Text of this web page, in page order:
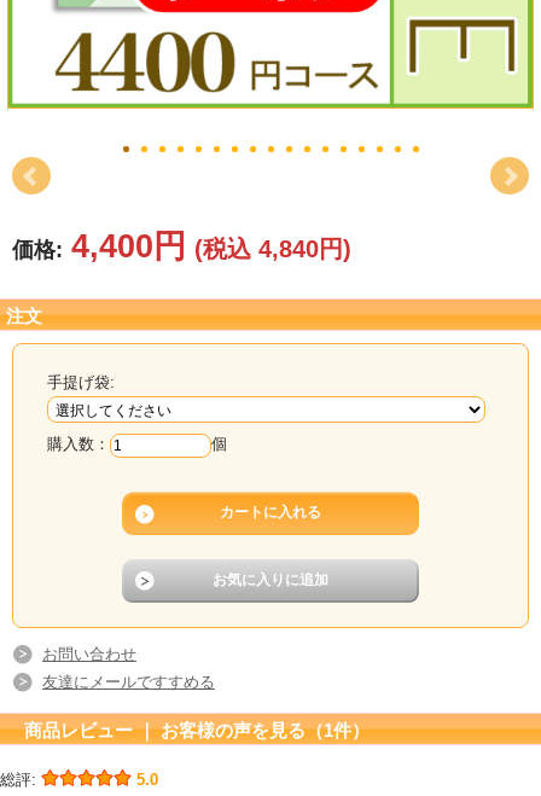
初盆・新盆
お中元
長寿のお祝い
各種記念品
カタログ
その他
価格: 4,400円 (税込 4,840円)
注文
手提げ袋:
購入数： 個
お問い合わせ
友達にメールですすめる
商品レビュー ｜ お客様の声を見る（1件）
総評: 5.0